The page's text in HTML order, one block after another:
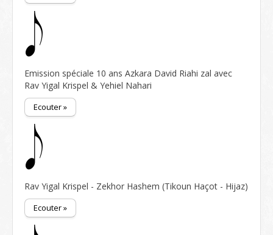
Emission spéciale 10 ans Azkara David Riahi zal avec
Rav Yigal Krispel & Yehiel Nahari
Ecouter »
Rav Yigal Krispel - Zekhor Hashem (Tikoun Haçot - Hijaz)
Ecouter »